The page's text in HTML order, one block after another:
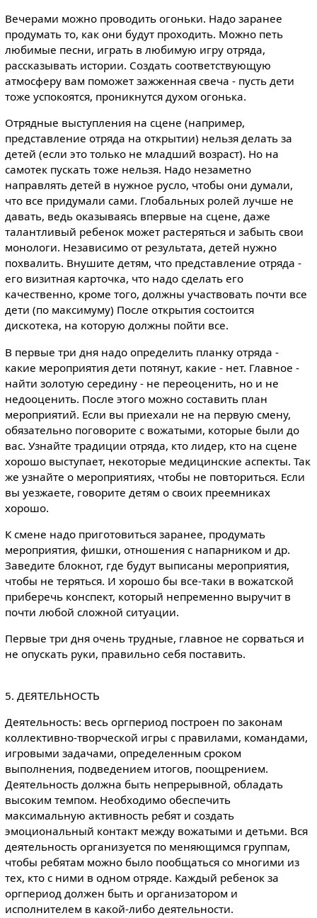
Вечерами можно проводить огоньки. Надо заранее
продумать то, как они будут проходить. Можно петь
любимые песни, играть в любимую игру отряда,
рассказывать истории. Создать соответствующую
атмосферу вам поможет зажженная свеча - пусть дети
тоже успокоятся, проникнутся духом огонька.
Отрядные выступления на сцене (например,
представление отряда на открытии) нельзя делать за
детей (если это только не младший возраст). Но на
самотек пускать тоже нельзя. Надо незаметно
направлять детей в нужное русло, чтобы они думали,
что все придумали сами. Глобальных ролей лучше не
давать, ведь оказываясь впервые на сцене, даже
талантливый ребенок может растеряться и забыть свои
монологи. Независимо от результата, детей нужно
похвалить. Внушите детям, что представление отряда -
его визитная карточка, что надо сделать его
качественно, кроме того, должны участвовать почти все
дети (по максимуму) После открытия состоится
дискотека, на которую должны пойти все.
В первые три дня надо определить планку отряда -
какие мероприятия дети потянут, какие - нет. Главное -
найти золотую середину - не переоценить, но и не
недооценить. После этого можно составить план
мероприятий. Если вы приехали не на первую смену,
обязательно поговорите с вожатыми, которые были до
вас. Узнайте традиции отряда, кто лидер, кто на сцене
хорошо выступает, некоторые медицинские аспекты. Так
же узнайте о мероприятиях, чтобы не повториться. Если
вы уезжаете, говорите детям о своих преемниках
хорошо.
К смене надо приготовиться заранее, продумать
мероприятия, фишки, отношения с напарником и др.
Заведите блокнот, где будут выписаны мероприятия,
чтобы не теряться. И хорошо бы все-таки в вожатской
приберечь конспект, который непременно выручит в
почти любой сложной ситуации.
Первые три дня очень трудные, главное не сорваться и
не опускать руки, правильно себя поставить.
5. ДЕЯТЕЛЬНОСТЬ
Деятельность: весь оргпериод построен по законам
коллективно-творческой игры с правилами, командами,
игровыми задачами, определенным сроком
выполнения, подведением итогов, поощрением.
Деятельность должна быть непрерывной, обладать
высоким темпом. Необходимо обеспечить
максимальную активность ребят и создать
эмоциональный контакт между вожатыми и детьми. Вся
деятельность организуется по меняющимся группам,
чтобы ребятам можно было пообщаться со многими из
тех, кто с ними в одном отряде. Каждый ребенок за
оргпериод должен быть и организатором и
исполнителем в какой-либо деятельности.